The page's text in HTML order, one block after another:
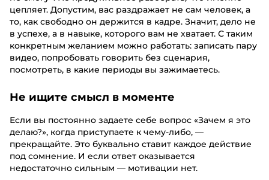
цепляет. Допустим, вас раздражает не сам человек, а
то, как свободно он держится в кадре. Значит, дело не
в успехе, а в навыке, которого вам не хватает. С таким
конкретным желанием можно работать: записать пару
видео, попробовать говорить без сценария,
посмотреть, в какие периоды вы зажимаетесь.
Не ищите смысл в моменте
Если вы постоянно задаете себе вопрос «Зачем я это
делаю?», когда приступаете к чему-либо, —
прекращайте. Это буквально ставит каждое действие
под сомнение. И если ответ оказывается
недостаточно сильным — мотивации нет.